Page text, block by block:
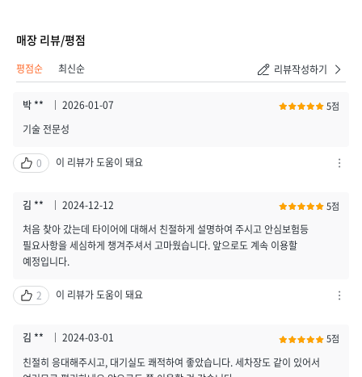
매장 리뷰/평점
평점순 최신순 리뷰작성하기
박 ** 2026-01-07 5점
기술 전문성
0 이 리뷰가 도움이 돼요
차
기
김 ** 2024-12-12 5점
처음 찾아 갔는데 타이어에 대해서 친절하게 설명하여 주시고 안심보험등
필요사항을 세심하게 챙겨주셔서 고마웠습니다. 앞으로도 계속 이용할
예정입니다.
2 이 리뷰가 도움이 돼요
차
김 ** 2024-03-01 5점
친절히 응대해주시고, 대기실도 쾌적하여 좋았습니다. 세차장도 같이 있어서